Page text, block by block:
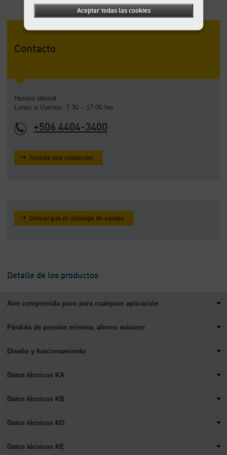
Contacto
Horario laboral
Lunes a Viernes: 7:30 – 17:00 hrs
+506 4404-3400
Solicite una cotización
Descargue el catálogo de equipo
Detalle de los productos
Aire comprimido puro para cualquier aplicación
Pérdida de presión mínima, ahorro máximo
Diseño y funcionamiento
Datos técnicos KA
Datos técnicos KB
Datos técnicos KD
Datos técnicos KE
Aceptar todas las cookies